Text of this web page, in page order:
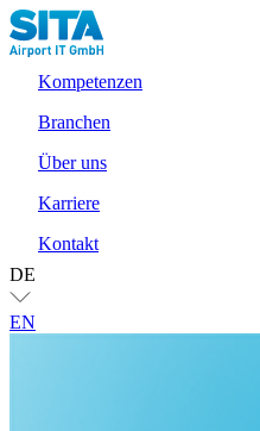
Kompetenzen
Branchen
Über uns
Karriere
Kontakt
DE
EN